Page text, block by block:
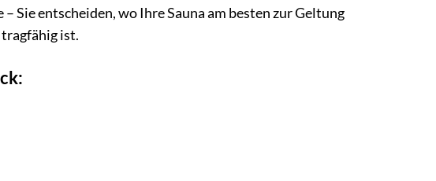
Sie entscheiden, wo Ihre Sauna am besten zur Geltung
tragfähig ist.